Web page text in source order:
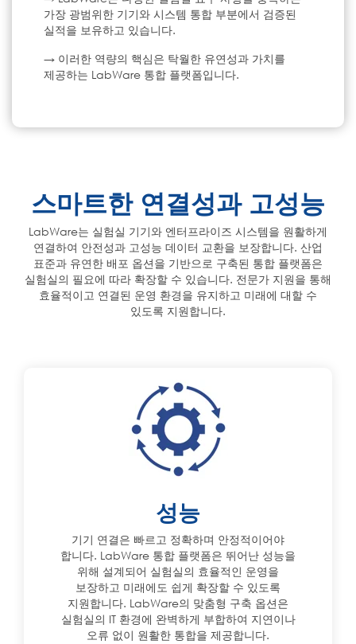
가장 광범위한 기기와 시스템 통합 부분에서 검증된
실적을 보유하고 있습니다.
→ 이러한 역량의 핵심은 탁월한 유연성과 가치를
제공하는 LabWare 통합 플랫폼입니다.
스마트한 연결성과 고성능
LabWare는 실험실 기기와 엔터프라이즈 시스템을 원활하게
연결하여 안전성과 고성능 데이터 교환을 보장합니다. 산업
표준과 유연한 배포 옵션을 기반으로 구축된 통합 플랫폼은
실험실의 필요에 따라 확장할 수 있습니다. 전문가 지원을 통해
효율적이고 연결된 운영 환경을 유지하고 미래에 대할 수
있도록 지원합니다.
성능
기기 연결은 빠르고 정확하며 안정적이어야
합니다. LabWare 통합 플랫폼은 뛰어난 성능을
위해 설계되어 실험실의 효율적인 운영을
보장하고 미래에도 쉽게 확장할 수 있도록
지원합니다. LabWare의 맞춤형 구축 옵션은
실험실의 IT 환경에 완벽하게 부합하여 지연이나
오류 없이 원활한 통합을 제공합니다.